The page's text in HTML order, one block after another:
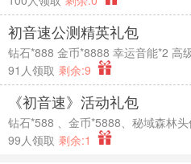
初音速公测精英礼包
91人领取 剩余:9
《初音速》活动礼包
99人领取 剩余:1